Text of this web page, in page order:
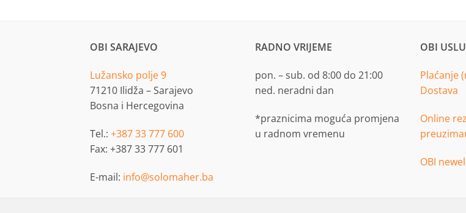
OBI SARAJEVO
Lužansko polje 9
71210 Ilidža – Sarajevo
Bosna i Hercegovina
Tel.: +387 33 777 600
Fax: +387 33 777 601
E-mail: info@solomaher.ba
RADNO VRIJEME
pon. – sub. od 8:00 do 21:00
ned. neradni dan
*praznicima moguća promjena
u radnom vremenu
OBI
Plaćanje
Dostava
Online
OBI